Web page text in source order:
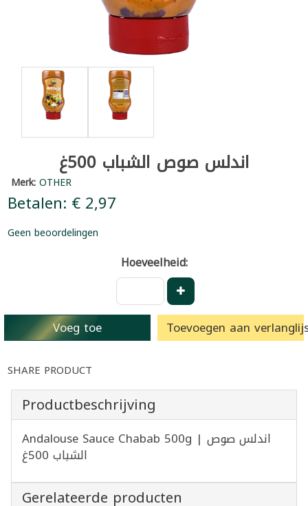
اندلس صوص الشباب 500غ
Merk:OTHER
Betalen: € 2,97
Geen beoordelingen
Hoeveelheid:
Voeg toe Toevoegen aan
SHARE PRODUCT
Productbeschrijving
Andalouse Sauce Chabab 500g | اندلس صوص
الشباب 500غ
Gerelateerde producten